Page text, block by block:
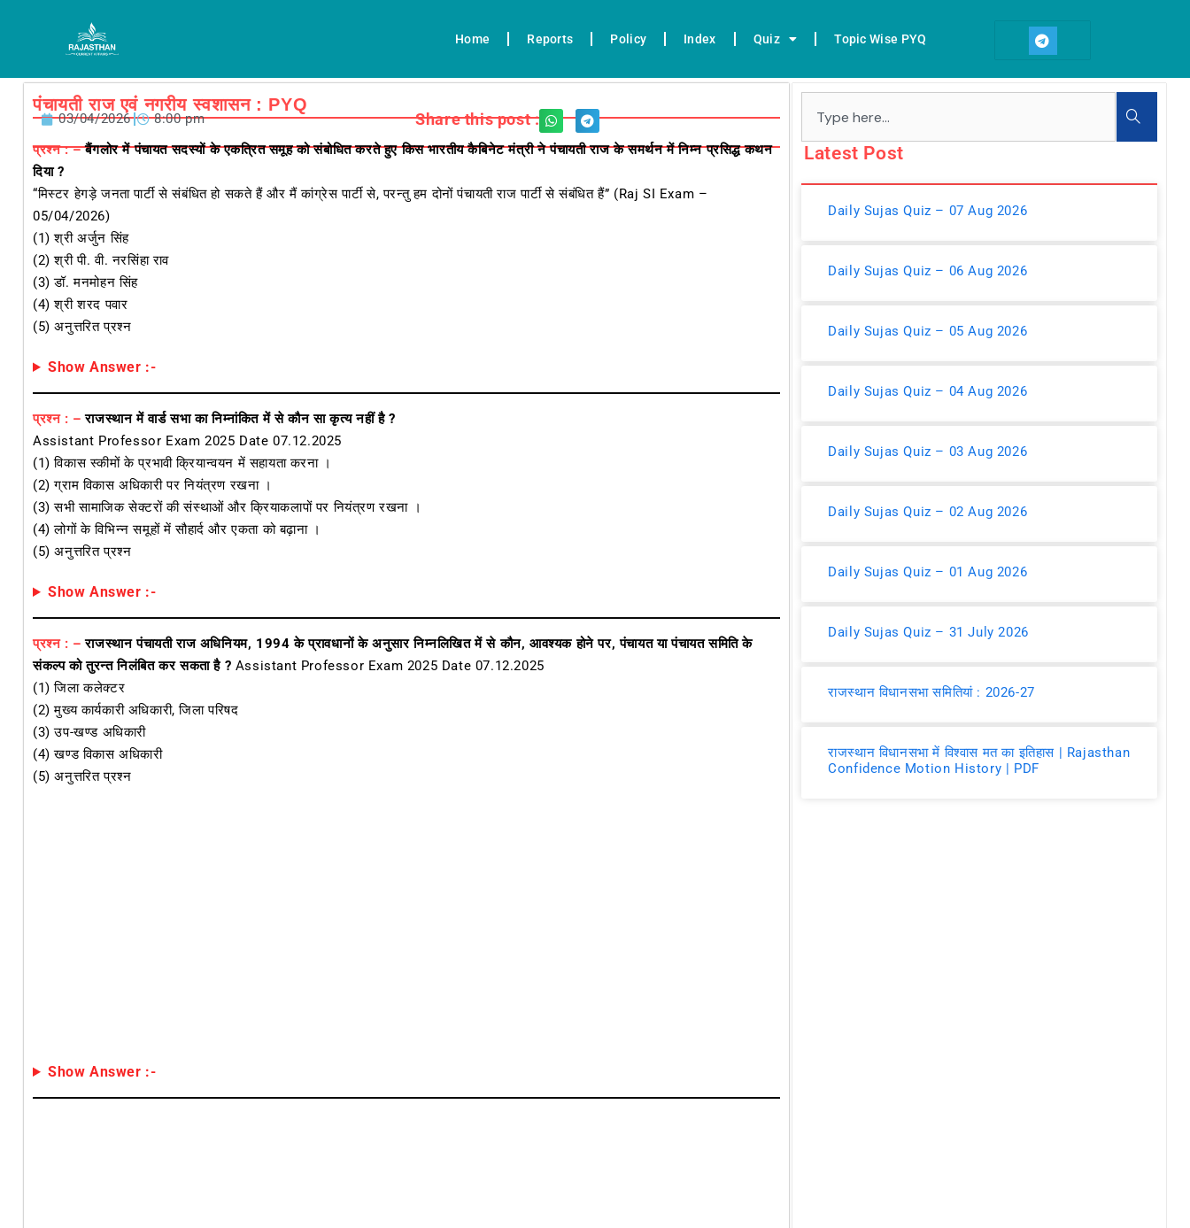
Home Reports Policy Index Quiz Topic Wise PYQ
T
e
l
g
r
पंचायती राज एवं नगरीय स्वशासन : PYQ
03/04/2026 8:00 pm Share this post :
प्रश्न : –बैंगलोर में पंचायत सदस्यों के एकत्रित समूह को संबोधित करते हुए किस भारतीय कैबिनेट मंत्री ने पंचायती राज के समर्थन में निम्न प्रसिद्ध कथन
दिया ?
“मिस्टर हेगड़े जनता पार्टी से संबंधित हो सकते हैं और मैं कांग्रेस पार्टी से, परन्तु हम दोनों पंचायती राज पार्टी से संबंधित हैं” (Raj SI Exam –
05/04/2026)
(1) श्री अर्जुन सिंह
(2) श्री पी. वी. नरसिंहा राव
(3) डॉ. मनमोहन सिंह
(4) श्री शरद पवार
(5) अनुत्तरित प्रश्न
Show Answer :-
प्रश्न : – राजस्थान में वार्ड सभा का निम्नांकित में से कौन सा कृत्य नहीं है ?
Assistant Professor Exam 2025 Date 07.12.2025
(1) विकास स्कीमों के प्रभावी क्रियान्वयन में सहायता करना ।
(2) ग्राम विकास अधिकारी पर नियंत्रण रखना ।
(3) सभी सामाजिक सेक्टरों की संस्थाओं और क्रियाकलापों पर नियंत्रण रखना ।
(4) लोगों के विभिन्न समूहों में सौहार्द और एकता को बढ़ाना ।
(5) अनुत्तरित प्रश्न
Show Answer :-
प्रश्न : – राजस्थान पंचायती राज अधिनियम, 1994 के प्रावधानों के अनुसार निम्नलिखित में से कौन, आवश्यक होने पर, पंचायत या पंचायत समिति के
संकल्प को तुरन्त निलंबित कर सकता है ? Assistant Professor Exam 2025 Date 07.12.2025
(1) जिला कलेक्टर
(2) मुख्य कार्यकारी अधिकारी, जिला परिषद
(3) उप-खण्ड अधिकारी
(4) खण्ड विकास अधिकारी
(5) अनुत्तरित प्रश्न
Show Answer :-
Latest Post
Daily Sujas Quiz – 07 Aug 2026
Daily Sujas Quiz – 06 Aug 2026
Daily Sujas Quiz – 05 Aug 2026
Daily Sujas Quiz – 04 Aug 2026
Daily Sujas Quiz – 03 Aug 2026
Daily Sujas Quiz – 02 Aug 2026
Daily Sujas Quiz – 01 Aug 2026
Daily Sujas Quiz – 31 July 2026
राजस्थान विधानसभा समितियां : 2026-27
राजस्थान विधानसभा में विश्वास मत का इतिहास | Rajasthan
Confidence Motion History | PDF